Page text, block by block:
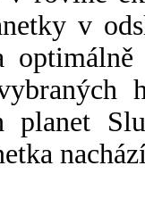
v
planet